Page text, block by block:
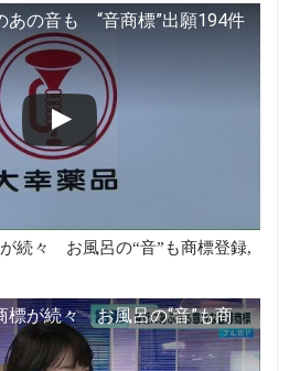
あの音も “音商標”出願194件
続々 お風呂の“音”も商標登録,
標が続々 お風呂の“音”も商